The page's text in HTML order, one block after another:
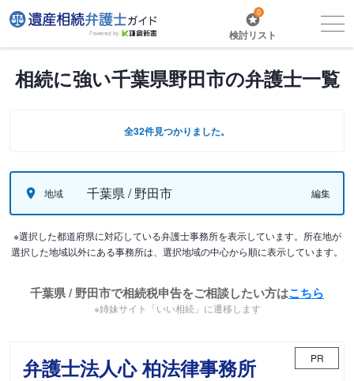
0
検討リスト
相続に強い千葉県野田市の弁護士一覧
全32件見つかりました。
地域 千葉県 / 野田市 編集
※選択した都道府県に対応している弁護士事務所を表示しています。所在地が
選択した地域以外にある事務所は、選択地域の中心から順に表示しています。
千葉県 / 野田市で相続税申告をご相談したい方はこちら
※姉妹サイト「いい相続」に遷移します
弁護士法人心 柏法律事務所 PR